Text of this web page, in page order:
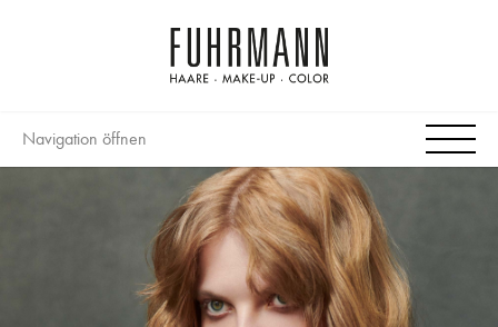
Navigation öffnen